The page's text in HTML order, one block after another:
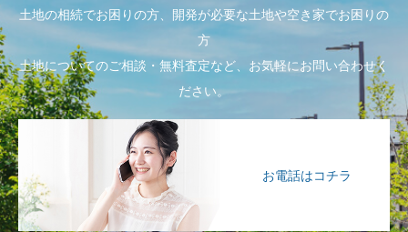
土地の相続でお困りの方、開発が必要な土地や空き家でお困りの
方
土地についてのご相談・無料査定など、お気軽にお問い合わせく
ださい。
お電話はコチラ